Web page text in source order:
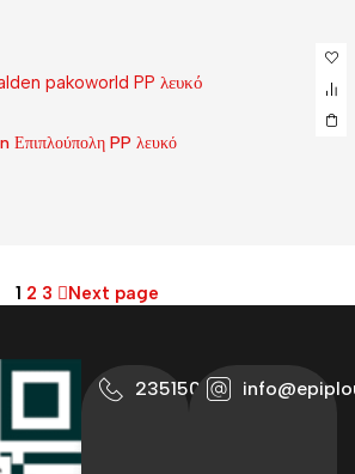
Επιπλούπολη PP λευκό
1 2 3 Next page
2351500711